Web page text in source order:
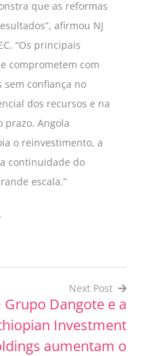
que as reformas
afirmou NJ
“Os principais
comprometem com
sem confiança no
dos recursos e na
prazo. Angola
o reinvestimento, a
continuidade do
escala.”
Next Post
Grupo Dangote e a
Investment
aumentam o